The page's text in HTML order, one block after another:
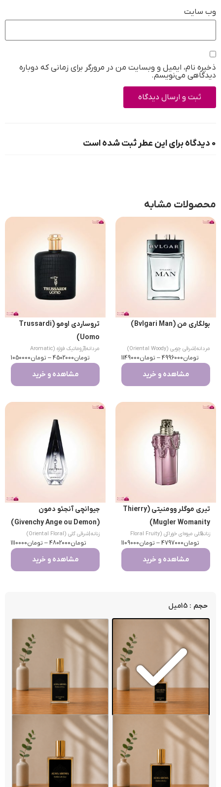
وب‌ سایت
ذخیره نام، ایمیل و وبسایت من در مرورگر برای زمانی که دوباره
دیدگاهی می‌نویسم.
0 دیدگاه برای این عطر ثبت شده است
محصولات مشابه
بولگاری من (Bvlgari Man)
مردانه|شرقی چوبی (Oriental Woody)
تومان4996000
– تومان1149000
مشاهده و خرید
تروساردی اومو (Trussardi
Uomo)
مردانه|
آروماتیک فوژه (Aromatic
Fougere)
تومان4502000
– تومان1050000
مشاهده و خرید
تیری موگلر وومنیتی (Thierry
Mugler Womanity)
زنانه
|
گلی میوه‌ای خوراکی (Floral Fruity
Gourmand)
تومان4797000
– تومان1109000
مشاهده و خرید
جیوانچی آنجئو دمون
(Givenchy Ange ou Demon)
زنانه|شرقی گلی (Oriental Floral)
تومان4802000
– تومان1110000
مشاهده و خرید
حجم : 15میل